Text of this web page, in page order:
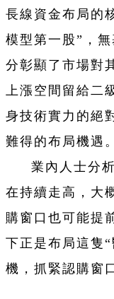
長線資金布局的
模型第一股”，
分彰顯了市場對
上漲空間留給二
身技術實力的絕
難得的布局機遇。
業內人士分
在持續走高，大
購窗口也可能提
下正是布局這隻
機，抓緊認購窗